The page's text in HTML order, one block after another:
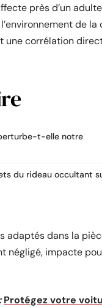
près d’un
de
une corrélation
t-elle notre
du rideau occultant
adaptés dans la
négligé, impacte
Protégez votre